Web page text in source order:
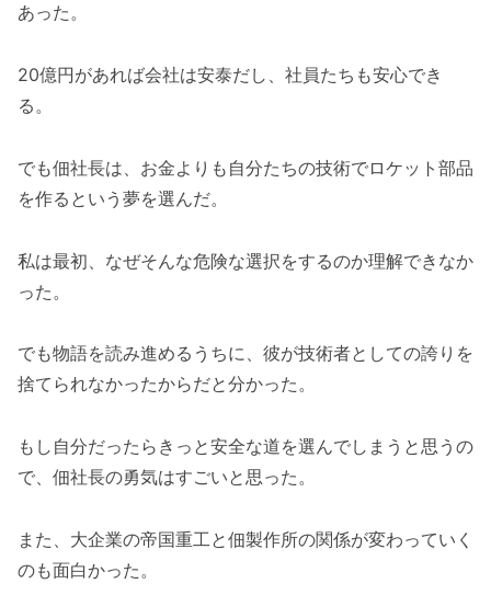
あった。
20億円があれば会社は安泰だし、社員たちも安心でき
る。
でも佃社長は、お金よりも自分たちの技術でロケット部品
を作るという夢を選んだ。
私は最初、なぜそんな危険な選択をするのか理解できなか
った。
でも物語を読み進めるうちに、彼が技術者としての誇りを
捨てられなかったからだと分かった。
もし自分だったらきっと安全な道を選んでしまうと思うの
で、佃社長の勇気はすごいと思った。
また、大企業の帝国重工と佃製作所の関係が変わっていく
のも面白かった。